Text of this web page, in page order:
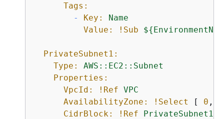
Tags:
-
Key:
Name
Value:
!Sub ${
PrivateSubnet1:
Type:
AWS::EC2::Subnet
Properties:
VpcId:
!Ref VPC
AvailabilityZone:
!Select [ 0 ,
CidrBlock:
!Ref